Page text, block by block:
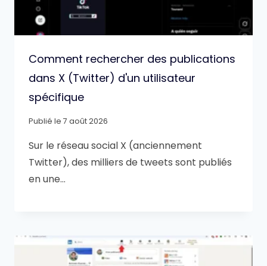
Comment rechercher des publications
dans X (Twitter) d'un utilisateur
spécifique
Publié le 7 août 2026
Sur le réseau social X (anciennement
Twitter), des milliers de tweets sont publiés
en une…